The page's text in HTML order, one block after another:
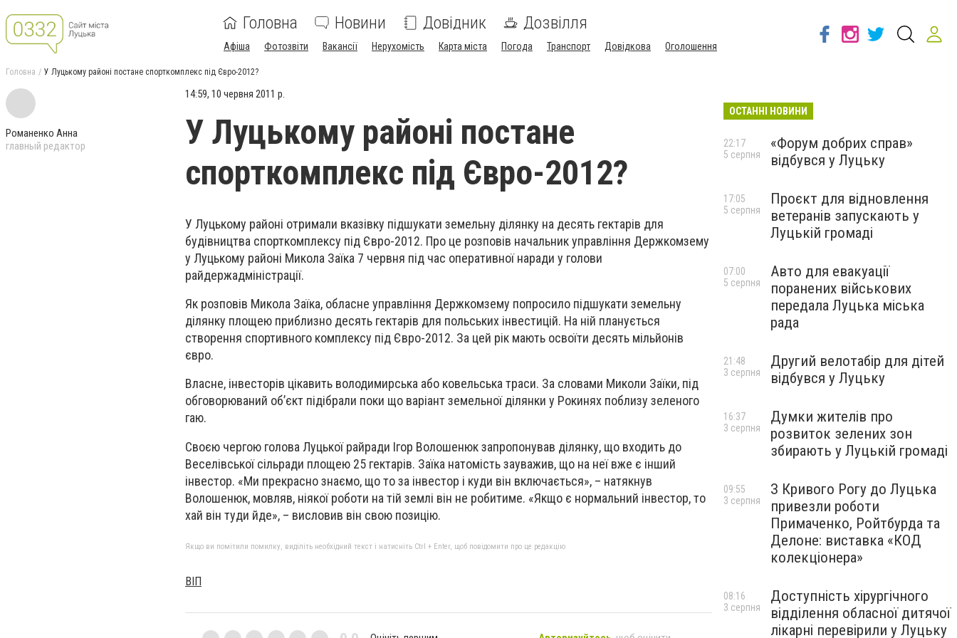
Головна Новини Довідник Дозвілля
Афіша Фотозвіти Вакансії Нерухомість Карта міста Погода Транспорт Довідкова Оголошення
Головна У Луцькому районі постане спорткомплекс під Євро-2012?
Романенко Анна
главный редактор
14:59, 10 червня 2011 р.
У Луцькому районі постане
спорткомплекс під Євро-2012?
У Луцькому районі отримали вказівку підшукати земельну ділянку на десять гектарів для
будівництва спорткомплексу під Євро-2012. Про це розповів начальник управління Держкомзему
у Луцькому районі Микола Заїка 7 червня під час оперативної наради у голови
райдержадміністрації.
Як розповів Микола Заїка, обласне управління Держкомзему попросило підшукати земельну
ділянку площею приблизно десять гектарів для польських інвестицій. На ній планується
створення спортивного комплексу під Євро-2012. За цей рік мають освоїти десять мільйонів
євро.
Власне, інвесторів цікавить володимирська або ковельська траси. За словами Миколи Заїки, під
обговорюваний об’єкт підібрали поки що варіант земельної ділянки у Рокинях поблизу зеленого
гаю.
Своєю чергою голова Луцької райради Ігор Волошенюк запропонував ділянку, що входить до
Веселівської сільради площею 25 гектарів. Заїка натомість зауважив, що на неї вже є інший
інвестор. «Ми прекрасно знаємо, що то за інвестор і куди він включається», – натякнув
Волошенюк, мовляв, ніякої роботи на тій землі він не робитиме. «Якщо є нормальний інвестор, то
хай він туди йде», – висловив він свою позицію.
Якщо ви помітили помилку, виділіть необхідний текст і натисніть Ctrl + Enter, щоб повідомити про це редакцію
ВІП
ОСТАННІ НОВИНИ
«Форум добрих справ»
відбувся у Луцьку
22:17
5 серпня
Проєкт для відновлення
ветеранів запускають у
Луцькій громаді
17:05
5 серпня
Авто для евакуації
поранених військових
передала Луцька міська
рада
07:00
5 серпня
Другий велотабір для дітей
відбувся у Луцьку
21:48
3 серпня
Думки жителів про
розвиток зелених зон
збирають у Луцькій громаді
16:37
3 серпня
З Кривого Рогу до Луцька
привезли роботи
Примаченко, Ройтбурда та
Делоне: виставка «КОД
колекціонера»
09:55
3 серпня
Доступність хірургічного
відділення обласної дитячої
лікарні перевірили у Луцьку
08:16
3 серпня